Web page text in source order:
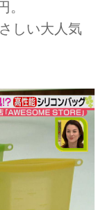
。
しい大人気